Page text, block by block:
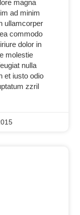
magna
ad minim
ullamcorper
commodo
dolor in
molestie
nulla
et iusto odio
zzril